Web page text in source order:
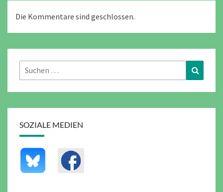
Die Kommentare sind geschlossen.
Suchen
nach:
SOZIALE MEDIEN